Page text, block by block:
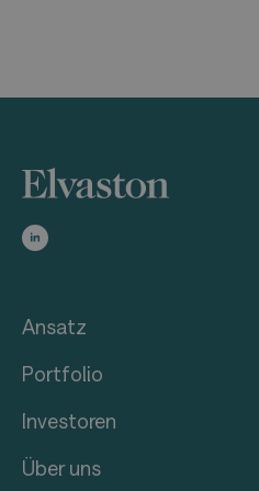
Ansatz
Portfolio
Investoren
Über uns